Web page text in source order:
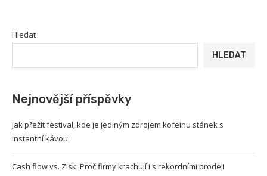
Hledat
HLEDAT
Nejnovější příspěvky
Jak přežít festival, kde je jediným zdrojem kofeinu stánek s
instantní kávou
Cash flow vs. Zisk: Proč firmy krachují i s rekordními prodeji